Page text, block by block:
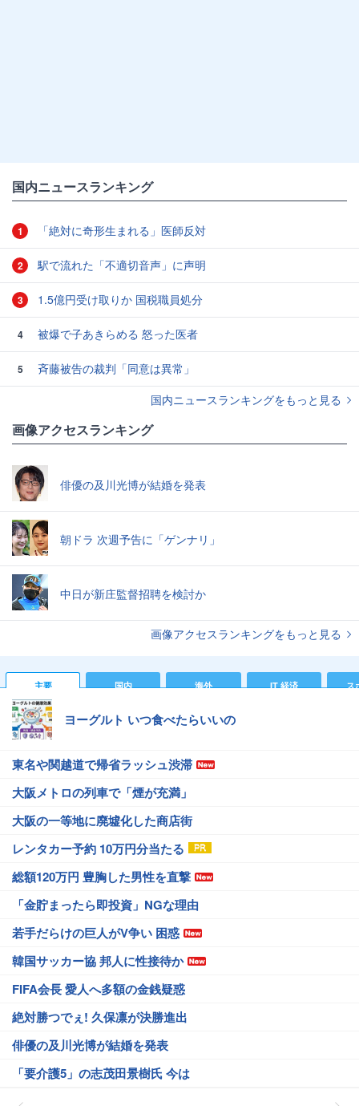
国内ニュースランキング
1 「絶対に奇形生まれる」医師反対
2 駅で流れた「不適切音声」に声明
3 1.5億円受け取りか 国税職員処分
4 被爆で子あきらめる 怒った医者
5
斉藤被告の裁判「同意は異常」
国内ニュースランキングをもっと見る
画像アクセスランキング
俳優の及川光博が結婚を発表
朝ドラ 次週予告に「ゲンナリ」
中日が新庄監督招聘を検討か
画像アクセスランキングをもっと見る
主要 国内 海外 IT 経済 ス
ヨーグルト いつ食べたらいいの
東名や関越道で帰省ラッシュ渋滞
大阪メトロの列車で「煙が充満」
大阪の一等地に廃墟化した商店街
レンタカー予約 10万円分当たる
総額120万円 豊胸した男性を直撃
「金貯まったら即投資」NGな理由
若手だらけの巨人がV争い 困惑
韓国サッカー協 邦人に性接待か
FIFA会長 愛人へ多額の金銭疑惑
絶対勝つでぇ! 久保凛が決勝進出
俳優の及川光博が結婚を発表
「要介護5」の志茂田景樹氏 今は